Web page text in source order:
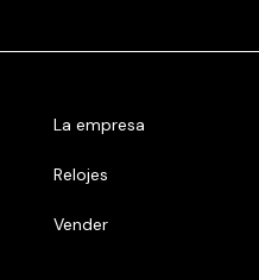
La empresa
Relojes
Vender